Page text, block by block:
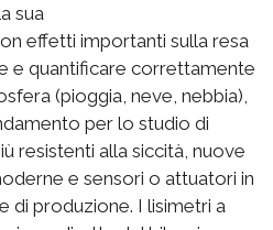
sua
effetti importanti sulla resa
e quantificare correttamente
(pioggia, neve, nebbia),
per lo studio di
resistenti alla siccità, nuove
e sensori o attuatori in
di produzione. I lisimetri a